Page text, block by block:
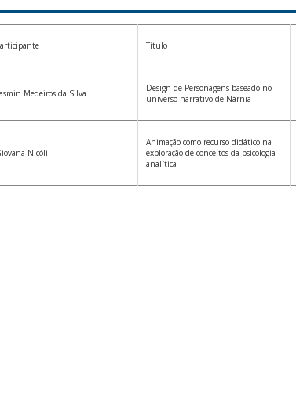
Título
Medeiros da Silva
Design de Personagens baseado no
universo narrativo de Nárnia
Nicóli
Animação como recurso didático na
exploração de conceitos da psicologia
analítica